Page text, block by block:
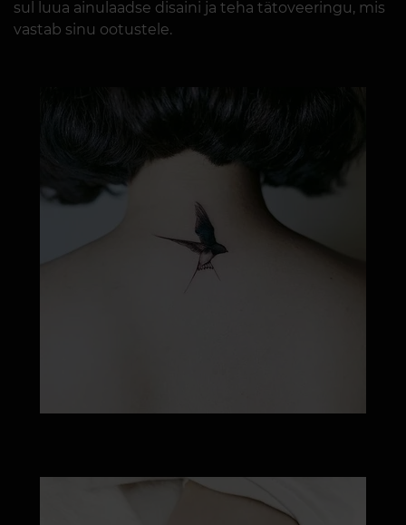
sul luua ainulaadse disaini ja teha tätoveeringu, mis
vastab sinu ootustele.